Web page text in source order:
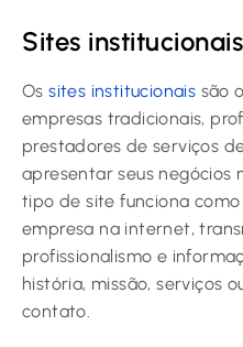
Sites institucionais
Ossites institucionais são
empresas tradicionais,
prestadores de serviços
apresentar seus negócios
tipo de site funciona
empresa na internet,
profissionalismo e
história, missão, serviços
contato.